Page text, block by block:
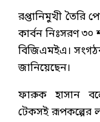
রপ্তানিমুখী তৈরি
কার্বন নিঃসরণ ৩০
বিজিএমইএ।
জানিয়েছেন।
ফারুক হাসান
টেকসই রূপকল্পের